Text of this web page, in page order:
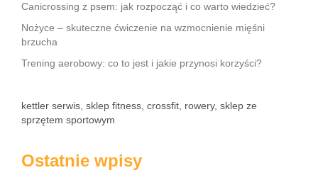
Canicrossing z psem: jak rozpocząć i co warto wiedzieć?
Nożyce – skuteczne ćwiczenie na wzmocnienie mięśni
brzucha
Trening aerobowy: co to jest i jakie przynosi korzyści?
kettler serwis, sklep fitness, crossfit, rowery, sklep ze
sprzętem sportowym
Ostatnie wpisy